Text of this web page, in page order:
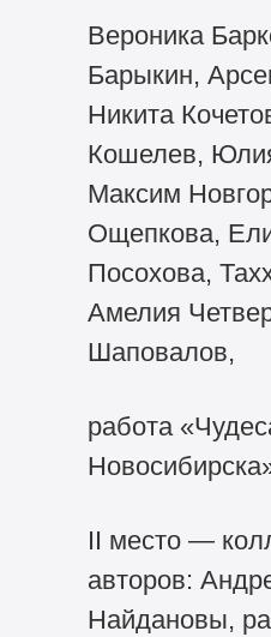
Вероника
Барыкин,
Никита
Кошелев,
Максим
Ощепкова,
Посохова,
Амелия
Шаповалов,
работа
II место —
авторов:
Найдановы,